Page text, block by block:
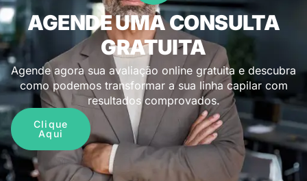
AGENDE UMA CONSULTA
GRATUITA
Agende agora sua avaliação online gratuita e descubra
como podemos transformar a sua linha capilar com
resultados comprovados.
Clique
Aqui